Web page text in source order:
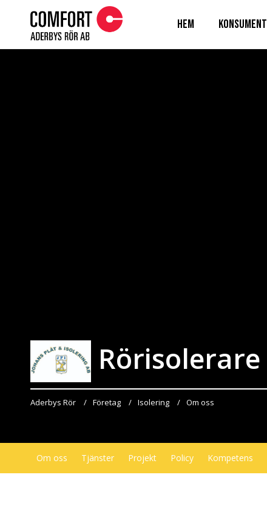
Hem Konsument
Rörisolerare
Aderbys Rör Företag Isolering Om oss
Om oss Tjänster Projekt Policy Kompetens